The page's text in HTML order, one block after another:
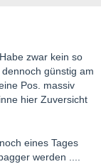
zwar kein so
günstig am
Pos. massiv
hier Zuversicht
eines Tages
werden ....